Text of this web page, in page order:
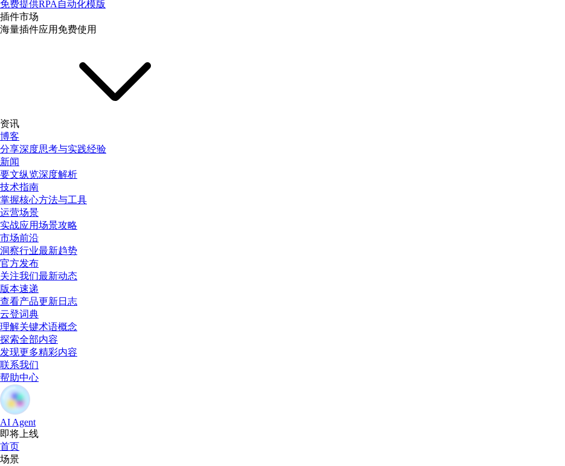
免费提供RPA自动化模版
插件市场
海量插件应用免费使用
资讯
博客
分享深度思考与实践经验
新闻
要文纵览深度解析
技术指南
掌握核心方法与工具
运营场景
实战应用场景攻略
市场前沿
洞察行业最新趋势
官方发布
关注我们最新动态
版本速递
查看产品更新日志
云登词典
理解关键术语概念
探索全部内容
发现更多精彩内容
联系我们
帮助中心
AI Agent
即将上线
首页
场景